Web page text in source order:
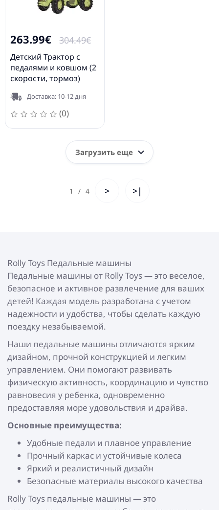
263.99€ 304.49€
Детский Трактор с
педалями и ковшом (2
скорости, тормоз)
MB 1500 (3-8 лет)
046690
Доставка: 10-12 дня
(0)
Загрузить еще
1 / 4 > >|
Rolly Toys Педальные машины
Педальные машины от Rolly Toys — это веселое,
безопасное и активное развлечение для ваших
детей! Каждая модель разработана с учетом
надежности и удобства, чтобы сделать каждую
поездку незабываемой.
Наши педальные машины отличаются ярким
дизайном, прочной конструкцией и легким
управлением. Они помогают развивать
физическую активность, координацию и чувство
равновесия у ребенка, одновременно
предоставляя море удовольствия и драйва.
Основные преимущества:
Удобные педали и плавное управление
Прочный каркас и устойчивые колеса
Яркий и реалистичный дизайн
Безопасные материалы высокого качества
Rolly Toys педальные машины — это